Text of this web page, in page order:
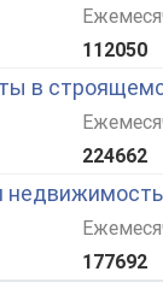
112050
в
224662
недвижимость
177692